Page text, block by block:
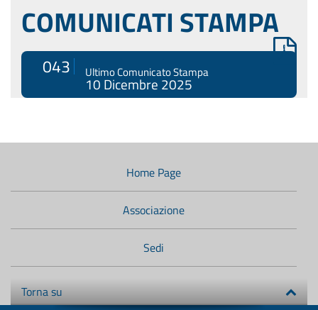
COMUNICATI STAMPA
043 Ultimo Comunicato Stampa
10 Dicembre 2025
Home Page
Associazione
Sedi
Torna su